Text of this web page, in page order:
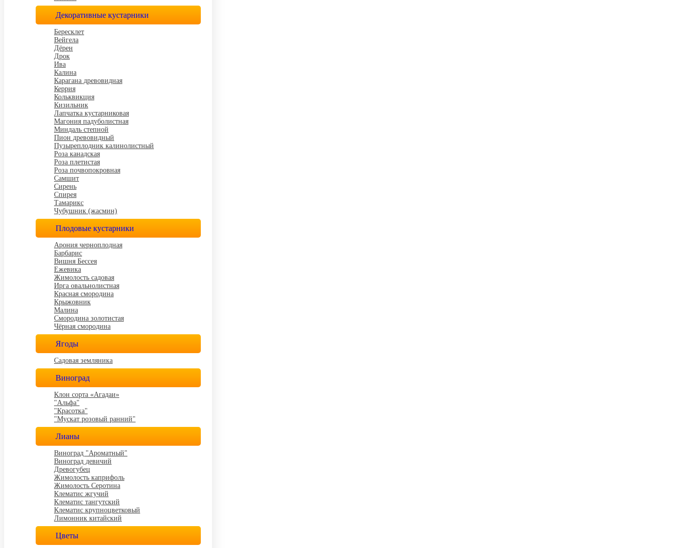
Декоративные кустарники
Бересклет
Вейгела
Дёрен
Дрок
Ива
Калина
Карагана древовидная
Керрия
Кольквикция
Кизильник
Лапчатка кустарниковая
Магония падуболистная
Миндаль степной
Пион древовидный
Пузыреплодник калинолистный
Роза канадская
Роза плетистая
Роза почвопокровная
Самшит
Сирень
Спирея
Тамарикс
Чубушник (жасмин)
Плодовые кустарники
Арония черноплодная
Барбарис
Вишня Бессея
Ежевика
Жимолость садовая
Ирга овальнолистная
Красная смородина
Крыжовник
Малина
Смородина золотистая
Чёрная смородина
Ягоды
Садовая земляника
Виноград
Клон сорта «Агадаи»
"Альфа"
"Красотка"
"Мускат розовый ранний"
Лианы
Виноград "Ароматный"
Виноград девичий
Древогубец
Жимолость каприфоль
Жимолость Серотина
Клематис жгучий
Клематис тангутский
Клематис крупноцветковый
Лимонник китайский
Цветы